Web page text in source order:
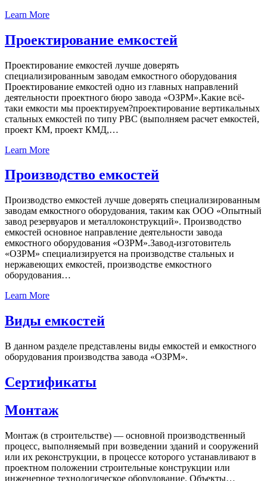
Learn More
Проектирование емкостей
Проектирование емкостей лучше доверять
специализированным заводам емкостного оборудования
Проектирование емкостей одно из главных направлений
деятельности проектного бюро завода «ОЗРМ».Какие всё-
таки емкости мы проектируем?проектирование вертикальных
стальных емкостей по типу РВС (выполняем расчет емкостей,
проект КМ, проект КМД,…
Learn More
Производство емкостей
Производство емкостей лучше доверять специализированным
заводам емкостного оборудования, таким как ООО «Опытный
завод резервуаров и металлоконструкций». Производство
емкостей основное направление деятельности завода
емкостного оборудования «ОЗРМ».Завод-изготовитель
«ОЗРМ» специализируется на производстве стальных и
нержавеющих емкостей, производстве емкостного
оборудования…
Learn More
Виды емкостей
В данном разделе представлены виды емкостей и емкостного
оборудования производства завода «ОЗРМ».
Cертификаты
Монтаж
Монтаж (в строительстве) — основной производственный
процесс, выполняемый при возведении зданий и сооружений
или их реконструкции, в процессе которого устанавливают в
проектном положении строительные конструкции или
инженерное технологическое оборудование. Объекты…